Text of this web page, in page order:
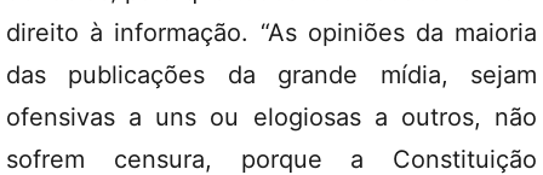
direito à informação. “As opiniões da maioria
das publicações da grande mídia, sejam
ofensivas a uns ou elogiosas a outros, não
sofrem censura, porque a Constituição